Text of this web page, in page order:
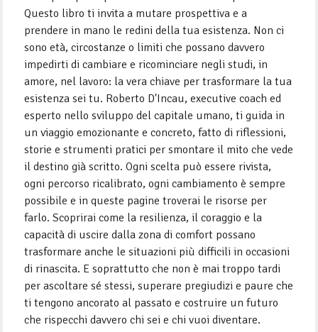
Questo libro ti invita a mutare prospettiva e a
prendere in mano le redini della tua esistenza. Non ci
sono età, circostanze o limiti che possano davvero
impedirti di cambiare e ricominciare negli studi, in
amore, nel lavoro: la vera chiave per trasformare la tua
esistenza sei tu. Roberto D'Incau, executive coach ed
esperto nello sviluppo del capitale umano, ti guida in
un viaggio emozionante e concreto, fatto di riflessioni,
storie e strumenti pratici per smontare il mito che vede
il destino già scritto. Ogni scelta può essere rivista,
ogni percorso ricalibrato, ogni cambiamento è sempre
possibile e in queste pagine troverai le risorse per
farlo. Scoprirai come la resilienza, il coraggio e la
capacità di uscire dalla zona di comfort possano
trasformare anche le situazioni più difficili in occasioni
di rinascita. E soprattutto che non è mai troppo tardi
per ascoltare sé stessi, superare pregiudizi e paure che
ti tengono ancorato al passato e costruire un futuro
che rispecchi davvero chi sei e chi vuoi diventare.